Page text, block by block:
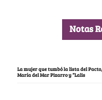
Notas
La mujer que tumbó la lista del
María del Mar Pizarro y “Lalis